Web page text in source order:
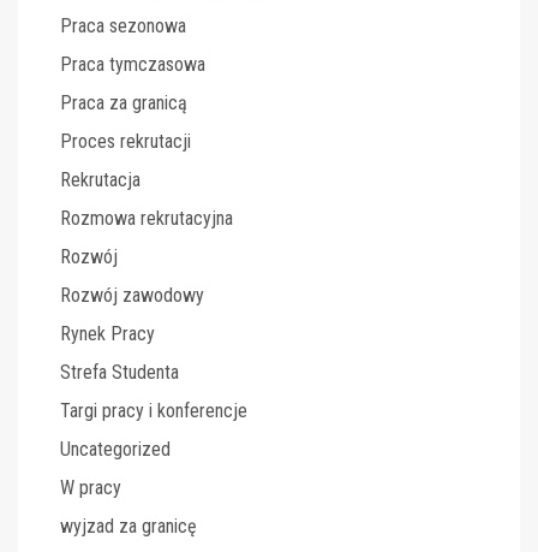
Praca sezonowa
Praca tymczasowa
Praca za granicą
Proces rekrutacji
Rekrutacja
Rozmowa rekrutacyjna
Rozwój
Rozwój zawodowy
Rynek Pracy
Strefa Studenta
Targi pracy i konferencje
Uncategorized
W pracy
wyjzad za granicę